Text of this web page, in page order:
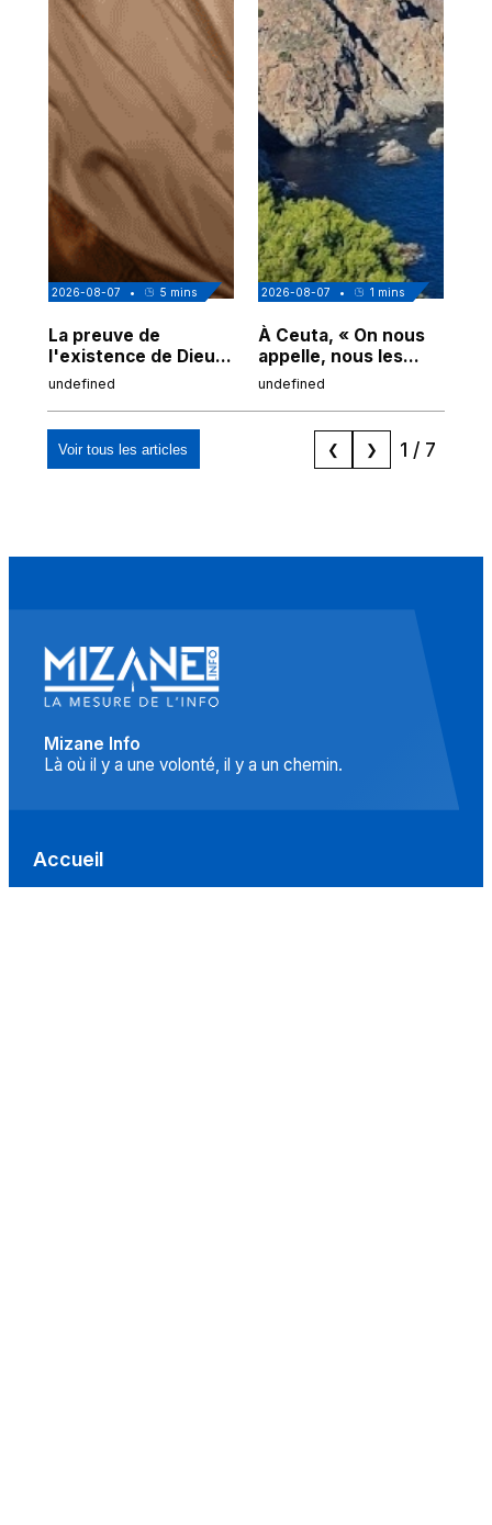
2026-08-07 • 5 mins
La preuve de
l'existence de Dieu
chez Ibn Sina
undefined
2026-08-07 • 1 mins
À Ceuta, « On nous
appelle, nous les
Espagnols d'origine
"musulmans"»
undefined
Voir tous les articles ❮ ❯ 1 / 7
Mizane Info
Là où il y a une volonté, il y a un chemin.
Accueil